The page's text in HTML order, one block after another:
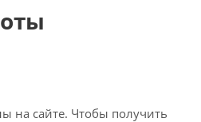
на сайте. Чтобы получить